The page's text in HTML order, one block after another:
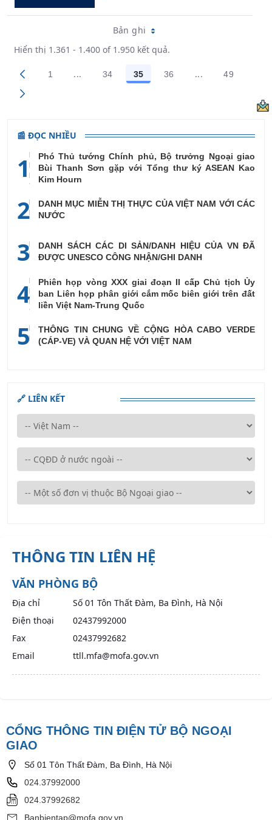
Bản ghi
Hiển thị 1.361 - 1.400 of 1.950 kết quả.
Các trang trên cổng
1 ...Trang trung gian Use TAB to navigate.
Các trang trên cổng
34 Các trang trên cổng
35 Các trang trên cổng
36 ...Trang trungCác trang
49
📰 ĐỌC NHIỀU
1
Phó Thủ tướng Chính phủ, Bộ trưởng Ngoại giao
Bùi Thanh Sơn gặp với Tổng thư ký ASEAN Kao
Kim Hourn
2
DANH MỤC MIỄN THỊ THỰC CỦA VIỆT NAM VỚI CÁC
NƯỚC
3
DANH SÁCH CÁC DI SẢN/DANH HIỆU CỦA VN ĐÃ
ĐƯỢC UNESCO CÔNG NHẬN/GHI DANH
4
Phiên họp vòng XXX giai đoạn II cấp Chủ tịch Ủy
ban Liên họp phân giới cắm mốc biên giới trên đất
liền Việt Nam-Trung Quốc
5
THÔNG TIN CHUNG VỀ CỘNG HÒA CABO VERDE
(CÁP-VE) VÀ QUAN HỆ VỚI VIỆT NAM
🔗 LIÊN KẾT
THÔNG TIN LIÊN HỆ
VĂN PHÒNG BỘ
Địa chỉ
Số 01 Tôn Thất Đàm, Ba Đình, Hà Nội
Điện thoại
02437992000
Fax
02437992682
Email
ttll.mfa@mofa.gov.vn
CỔNG THÔNG TIN ĐIỆN TỬ BỘ NGOẠI
GIAO
Số 01 Tôn Thất Đàm, Ba Đình, Hà Nội
024.37992000
024.37992682
Banbientap@mofa.gov.vn